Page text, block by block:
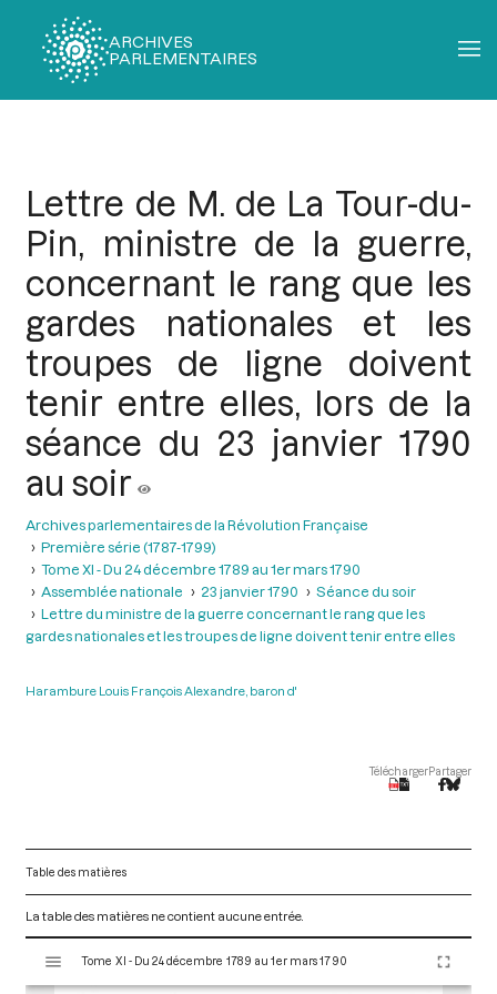
ARCHIVES
PARLEMENTAIRES
Lettre de M. de La Tour-du-
Pin, ministre de la guerre,
concernant le rang que les
gardes nationales et les
troupes de ligne doivent
tenir entre elles, lors de la
séance du 23 janvier 1790
au soir
Archives parlementaires de la Révolution Française
Première série (1787-1799)
Tome XI - Du 24 décembre 1789 au 1er mars 1790
Assemblée nationale
23 janvier 1790
Séance du soir
Lettre du ministre de la guerre concernant le rang que les
gardes nationales et les troupes de ligne doivent tenir entre elles
Harambure Louis François Alexandre, baron d'
TéléchargerPartager
Table des matières
La table des matières ne contient aucune entrée.
s
Tome XI - Du 24 décembre 1789 au 1er mars 1790